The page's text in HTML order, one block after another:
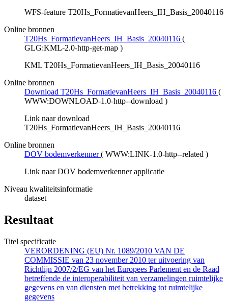
WFS-feature T20Hs_FormatievanHeers_IH_Basis_20040116
Online bronnen
T20Hs_FormatievanHeers_IH_Basis_20040116 (
GLG:KML-2.0-http-get-map )
KML T20Hs_FormatievanHeers_IH_Basis_20040116
Online bronnen
Download T20Hs_FormatievanHeers_IH_Basis_20040116 (
WWW:DOWNLOAD-1.0-http--download )
Link naar download
T20Hs_FormatievanHeers_IH_Basis_20040116
Online bronnen
DOV bodemverkenner ( WWW:LINK-1.0-http--related )
Link naar DOV bodemverkenner applicatie
Niveau kwaliteitsinformatie
dataset
Resultaat
Titel specificatie
VERORDENING (EU) Nr. 1089/2010 VAN DE
COMMISSIE van 23 november 2010 ter uitvoering van
Richtlijn 2007/2/EG van het Europees Parlement en de Raad
betreffende de interoperabiliteit van verzamelingen ruimtelijke
gegevens en van diensten met betrekking tot ruimtelijke
gegevens